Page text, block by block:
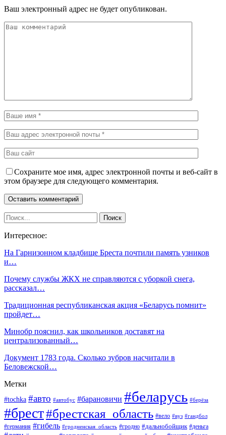
Ваш электронный адрес не будет опубликован.
Сохраните мое имя, адрес электронной почты и веб-сайт в
этом браузере для следующего комментария.
Интересное:
На Гарнизонном кладбище Бреста почтили память узников
и…
Почему службы ЖКХ не справляются с уборкой снега,
рассказал…
Традиционная республиканская акция «Беларусь помнит»
пройдет…
Минобр пояснил, как школьников доставят на
централизованный…
Документ 1783 года. Сколько зубров насчитали в
Беловежской…
Метки
#tochka #авто #автобус #барановичи #беларусь #берёза
#брест#брестская_область #вело #вуз #гандбол
#германия #гибель #гродненская_область #гродно #дальнобойщик #деньга